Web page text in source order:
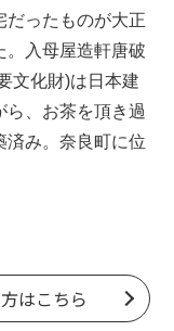
だったものが大正
。入母屋造軒唐破
文化財)は日本建
ら、お茶を頂き過
済み。奈良町に位
はこちら